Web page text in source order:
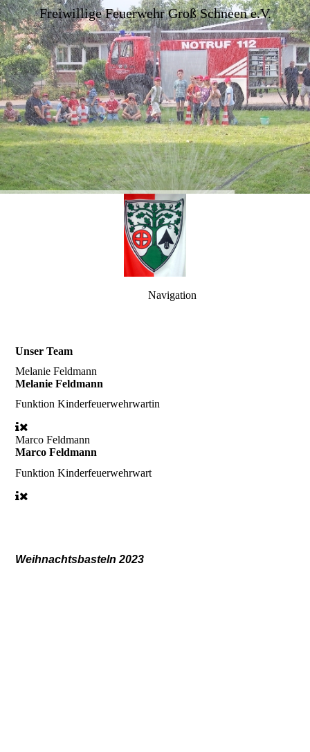
Freiwillige Feuerwehr Groß Schneen e.V.
Navigation
Unser Team
Melanie Feldmann
Melanie Feldmann
FunktionKinderfeuerwehrwartin
Marco Feldmann
Marco Feldmann
FunktionKinderfeuerwehrwart
Weihnachtsbasteln 2023